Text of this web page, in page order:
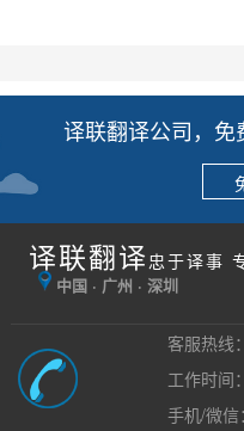
译联翻译公司，
译联翻译 忠于译事
中国 · 广州 · 深圳
客服热线
工作时间
手机/微